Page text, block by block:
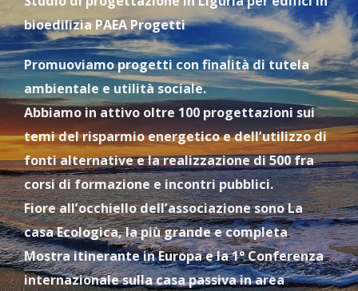
bioedilizia PAEA Progetti
Promuoviamo progetti con finalità di tutela
ambientale e utilità sociale.
Abbiamo in attivo oltre 100 progettazioni sui
temi del risparmio energetico e dell’utilizzo di
fonti alternative e la realizzazione di 500 fra
corsi di formazione e incontri pubblici.
Fiore all’occhiello dell’associazione sono La
casa Ecologica, la più grande e completa
Mostra itinerante in Europa e la 1° Conferenza
internazionale sulla casa passiva in area